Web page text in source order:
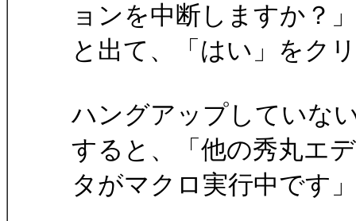
ョンを中断しますか？」
と出て、「はい」をク
ハングアップしていな
すると、「他の秀丸エ
タがマクロ実行中です